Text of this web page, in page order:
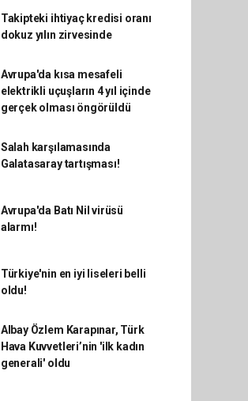
Takipteki ihtiyaç kredisi oranı
dokuz yılın zirvesinde
Avrupa'da kısa mesafeli
elektrikli uçuşların 4 yıl içinde
gerçek olması öngörüldü
Salah karşılamasında
Galatasaray tartışması!
Avrupa'da Batı Nil virüsü
alarmı!
Türkiye'nin en iyi liseleri belli
oldu!
Albay Özlem Karapınar, Türk
Hava Kuvvetleri’nin 'ilk kadın
generali' oldu